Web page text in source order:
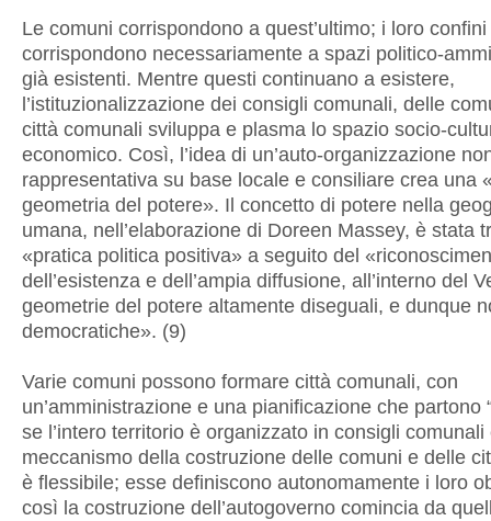
Le comuni corrispondono a quest’ultimo; i loro
corrispondono necessariamente a spazi politico-
già esistenti. Mentre questi continuano a esistere,
l’istituzionalizzazione dei consigli comunali, delle
città comunali sviluppa e plasma lo spazio socio-
economico. Così, l’idea di un’auto-organizzazione
rappresentativa su base locale e consiliare crea una
geometria del potere». Il concetto di potere nella
umana, nell’elaborazione di Doreen Massey, è stata
«pratica politica positiva» a seguito del
dell’esistenza e dell’ampia diffusione, all’interno del
geometrie del potere altamente diseguali, e dunque
democratiche». (9)
Varie comuni possono formare città comunali, con
un’amministrazione e una pianificazione che partono
se l’intero territorio è organizzato in consigli
meccanismo della costruzione delle comuni e delle
è flessibile; esse definiscono autonomamente i loro
così la costruzione dell’autogoverno comincia da